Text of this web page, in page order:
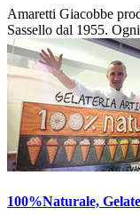
Amaretti Giacobbe
Sassello dal 1955.
100%Naturale,